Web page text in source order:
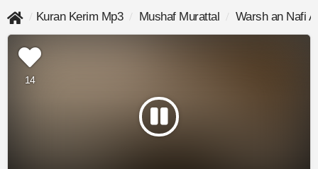
Kuran Kerim Mp3 Mushaf Murattal Warsh an Nafi
14